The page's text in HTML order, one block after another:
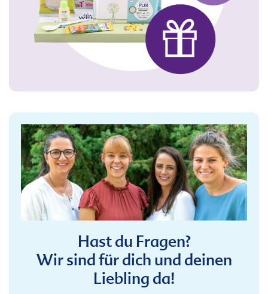
Hast du Fragen?
Wir sind für dich und deinen
Liebling da!